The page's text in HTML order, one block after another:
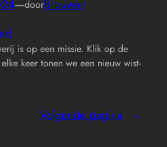
—doorBrouwer
is op een missie. Klik op de
keer tonen we een nieuw wist-
Volgende pagina →